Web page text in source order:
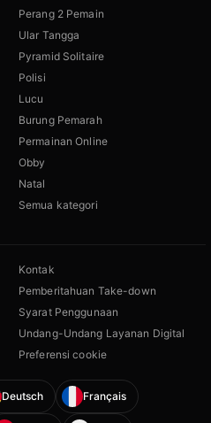
Perang 2 Pemain
Ular Tangga
Pyramid Solitaire
Polisi
Lucu
Burung Pemarah
Permainan Online
Obby
Natal
Semua kategori
Kontak
Pemberitahuan Take-down
Syarat Penggunaan
Undang-Undang Layanan Digital
Preferensi cookie
Deutsch Français